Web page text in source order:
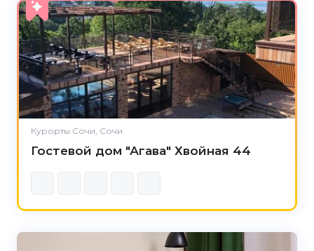
Курорты Сочи, Сочи
Гостевой дом "Агава" Хвойная 44